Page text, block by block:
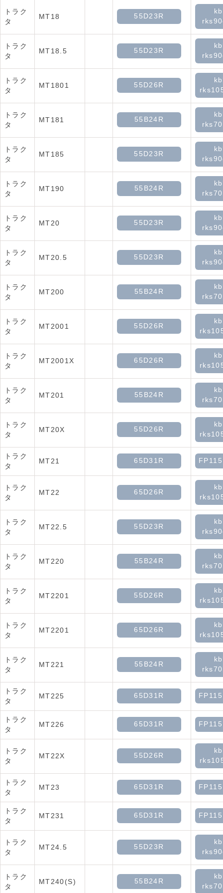
トラク
タ
MT18 55D23R
トラク
タ
MT18.5 55D23R
トラク
タ
MT1801 55D26R
トラク
タ
MT181 55B24R
トラク
タ
MT185 55D23R
トラク
タ
MT190 55B24R
トラク
タ
MT20 55D23R
トラク
タ
MT20.5 55D23R
トラク
タ
MT200 55B24R
トラク
タ
MT2001 55D26R
トラク
タ
MT2001X 65D26R
トラク
タ
MT201 55B24R
トラク
タ
MT20X 55D26R
トラク
タ
MT21 65D31R
トラク
タ
MT22 65D26R
トラク
タ
MT22.5 55D23R
トラク
タ
MT220 55B24R
トラク
タ
MT2201 55D26R
トラク
タ
MT2201 65D26R
トラク
タ
MT221 55B24R
トラク
タ
MT225 65D31R
トラク
タ
MT226 65D31R
トラク
タ
MT22X 55D26R
トラク
タ
MT23 65D31R
トラク
タ
MT231 65D31R
トラク
タ
MT24.5 55D23R
トラク
タ
MT240(S) 55B24R